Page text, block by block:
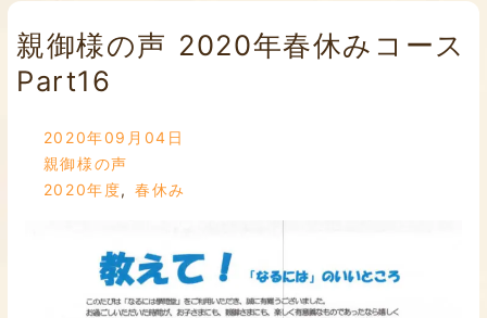
親御様の声 2020年春休みコース
Part16
2020年09月04日
親御様の声
2020年度,春休み